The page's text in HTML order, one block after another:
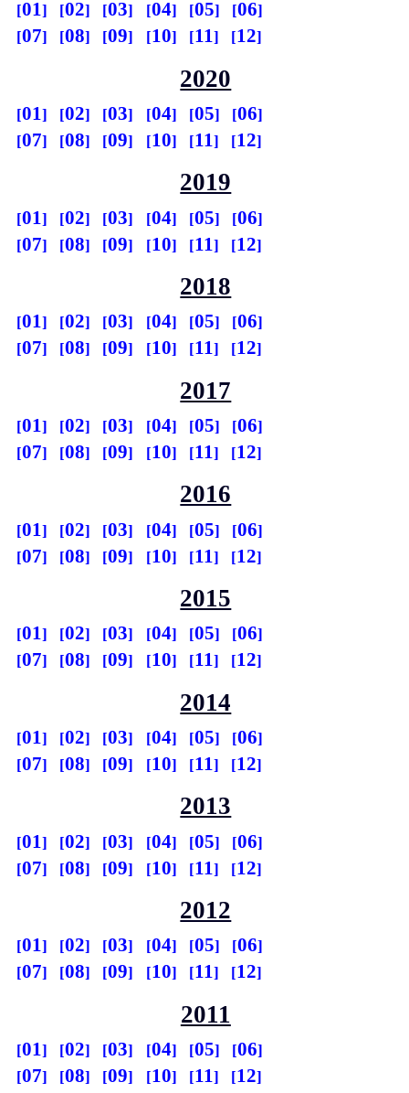
01 02 03 04 05
06
07
08 09 10 11 12
2020
01 02 03 04 05
06
07
08 09 10 11 12
2019
01 02 03 04 05
06
07
08 09 10 11 12
2018
01 02 03 04 05
06
07
08 09 10 11 12
2017
01 02 03 04 05
06
07
08 09 10 11 12
2016
01 02 03 04 05
06
07
08 09 10 11 12
2015
01 02 03 04 05
06
07
08 09 10 11 12
2014
01 02 03 04 05
06
07
08 09 10 11 12
2013
01 02 03 04 05
06
07
08 09 10 11 12
2012
01 02 03 04 05
06
07
08 09 10 11 12
2011
01 02 03 04 05
06
07
08 09 10 11 12